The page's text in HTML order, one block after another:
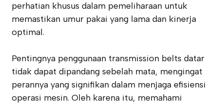
perhatian khusus dalam pemeliharaan untuk
memastikan umur pakai yang lama dan kinerja
optimal.
Pentingnya penggunaan transmission belts datar
tidak dapat dipandang sebelah mata, mengingat
perannya yang signifikan dalam menjaga efisiensi
operasi mesin. Oleh karena itu, memahami